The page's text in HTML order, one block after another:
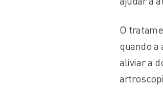
O
quando
aliviar a